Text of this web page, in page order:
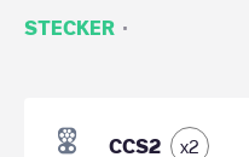
STECKER ·
CCS2 x2